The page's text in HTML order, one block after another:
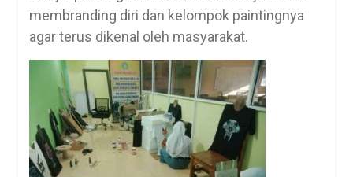
membranding diri dan kelompok paintingnya
agar terus dikenal oleh masyarakat.